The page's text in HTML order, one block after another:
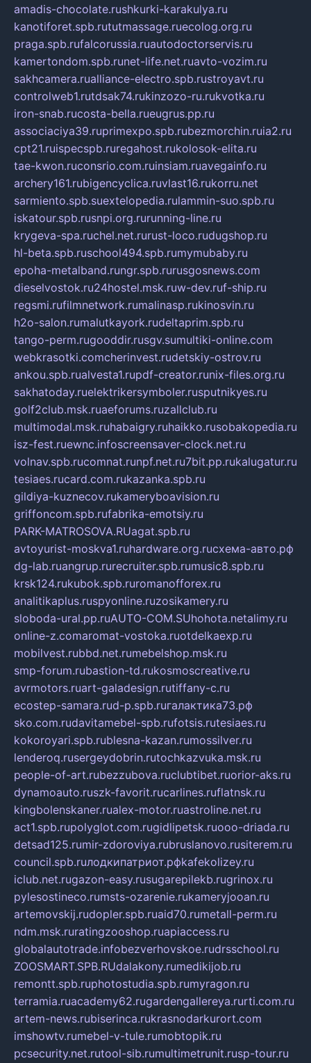
amadis-chocolate.rushkurki-karakulya.ru
kanotiforet.spb.rututmassage.ruecolog.org.ru
praga.spb.rufalcorussia.ruautodoctorservis.ru
kamertondom.spb.runet-life.net.ruavto-vozim.ru
sakhcamera.rualliance-electro.spb.rustroyavt.ru
controlweb1.rutdsak74.rukinzozo-ru.rukvotka.ru
iron-snab.rucosta-bella.rueugrus.pp.ru
associaciya39.ruprimexpo.spb.rubezmorchin.ruia2.ru
cpt21.ruispecspb.ruregahost.rukolosok-elita.ru
tae-kwon.ruconsrio.com.ruinsiam.ruavegainfo.ru
archery161.rubigencyclica.ruvlast16.rukorru.net
sarmiento.spb.suextelopedia.rulammin-suo.spb.ru
iskatour.spb.rusnpi.org.rurunning-line.ru
krygeva-spa.ruchel.net.rurust-loco.rudugshop.ru
hl-beta.spb.ruschool494.spb.rumymubaby.ru
epoha-metalband.rungr.spb.rurusgosnews.com
dieselvostok.ru24hostel.msk.ruw-dev.ruf-ship.ru
regsmi.rufilmnetwork.rumalinasp.rukinosvin.ru
h2o-salon.rumalutkayork.rudeltaprim.spb.ru
tango-perm.rugooddir.rusgv.sumultiki-online.com
webkrasotki.comcherinvest.rudetskiy-ostrov.ru
ankou.spb.rualvesta1.rupdf-creator.runix-files.org.ru
sakhatoday.ruelektrikersymboler.rusputnikyes.ru
golf2club.msk.ruaeforums.ruzallclub.ru
multimodal.msk.ruhabaigry.ruhaikko.rusobakopedia.ru
isz-fest.ruewnc.infoscreensaver-clock.net.ru
volnav.spb.rucomnat.runpf.net.ru7bit.pp.rukalugatur.ru
tesiaes.rucard.com.rukazanka.spb.ru
gildiya-kuznecov.rukameryboavision.ru
griffoncom.spb.rufabrika-emotsiy.ru
PARK-MATROSOVA.RUagat.spb.ru
avtoyurist-moskva1.ruhardware.org.ruсхема-авто.рф
dg-lab.ruangrup.rurecruiter.spb.rumusic8.spb.ru
krsk124.rukubok.spb.ruromanofforex.ru
analitikaplus.ruspyonline.ruzosikamery.ru
sloboda-ural.pp.ruAUTO-COM.SUhohota.netalimy.ru
online-z.comaromat-vostoka.ruotdelkaexp.ru
mobilvest.rubbd.net.rumebelshop.msk.ru
smp-forum.rubastion-td.rukosmoscreative.ru
avrmotors.ruart-galadesign.rutiffany-c.ru
ecostep-samara.rud-p.spb.ruгалактика73.рф
sko.com.rudavitamebel-spb.rufotsis.rutesiaes.ru
kokoroyari.spb.rublesna-kazan.rumossilver.ru
lenderoq.rusergeydobrin.rutochkazvuka.msk.ru
people-of-art.rubezzubova.ruclubtibet.ruorior-aks.ru
dynamoauto.ruszk-favorit.rucarlines.ruflatnsk.ru
kingbolenskaner.rualex-motor.ruastroline.net.ru
act1.spb.rupolyglot.com.rugidlipetsk.ruooo-driada.ru
detsad125.rumir-zdoroviya.rubruslanovo.rusiterem.ru
council.spb.ruлодкипатриот.рфkafekolizey.ru
iclub.net.rugazon-easy.rusugarepilekb.rugrinox.ru
pylesostineco.rumsts-ozarenie.rukameryjooan.ru
artemovskij.rudopler.spb.ruaid70.rumetall-perm.ru
ndm.msk.ruratingzooshop.ruapiaccess.ru
globalautotrade.infobezverhovskoe.rudrsschool.ru
ZOOSMART.SPB.RUdalakony.rumedikijob.ru
remontt.spb.ruphotostudia.spb.rumyragon.ru
terramia.ruacademy62.rugardengallereya.rurti.com.ru
artem-news.rubiserinca.rukrasnodarkurort.com
imshowtv.rumebel-v-tule.rumobtopik.ru
pcsecurity.net.rutool-sib.rumultimetrunit.rusp-tour.ru